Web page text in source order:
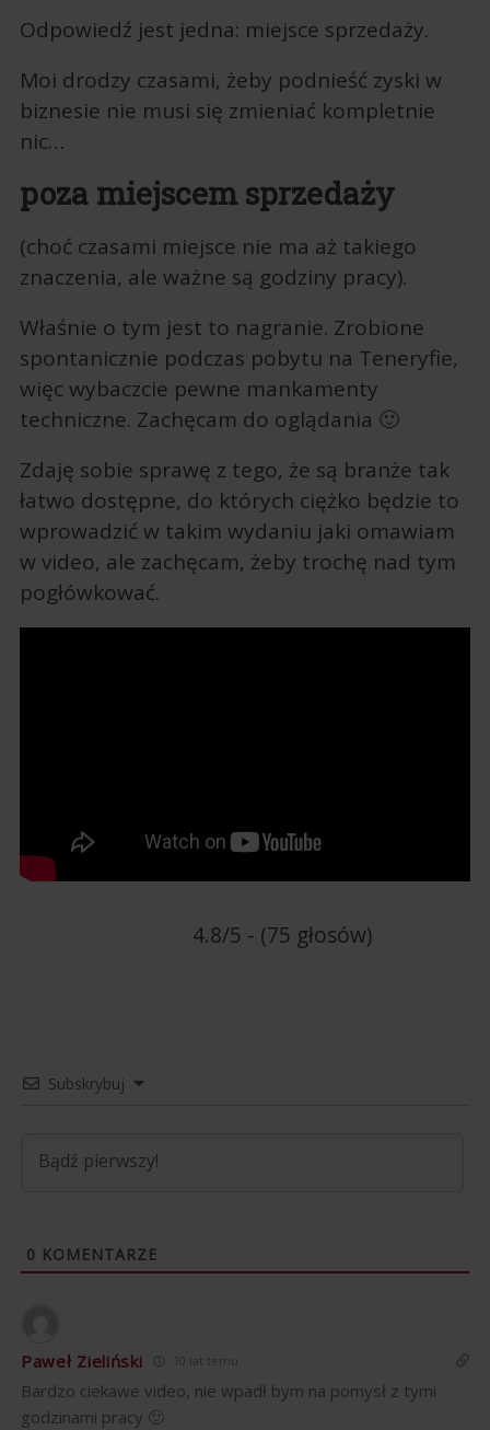
Odpowiedź jest jedna: miejsce sprzedaży.
Moi drodzy czasami, żeby podnieść zyski w
biznesie nie musi się zmieniać kompletnie
nic…
poza miejscem sprzedaży
(choć czasami miejsce nie ma aż takiego
znaczenia, ale ważne są godziny pracy).
Właśnie o tym jest to nagranie. Zrobione
spontanicznie podczas pobytu na Teneryfie,
więc wybaczcie pewne mankamenty
techniczne. Zachęcam do oglądania 🙂
Zdaję sobie sprawę z tego, że są branże tak
łatwo dostępne, do których ciężko będzie to
wprowadzić w takim wydaniu jaki omawiam
w video, ale zachęcam, żeby trochę nad tym
pogłówkować.
4.8/5 - (75 głosów)
Subskrybuj
0 KOMENTARZE
Paweł Zieliński 10 lat temu
Bardzo ciekawe video, nie wpadł bym na pomysł z tymi
godzinami pracy 🙂